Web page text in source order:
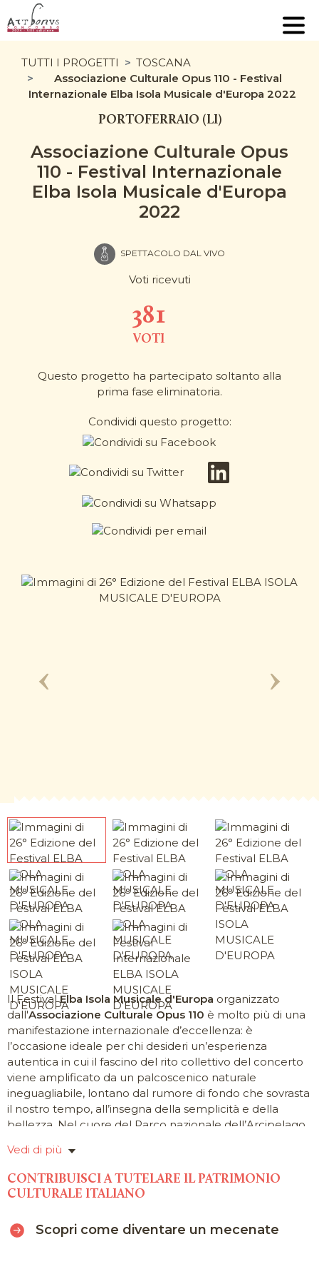
TUTTI I PROGETTI
TOSCANA
Associazione Culturale Opus 110 - Festival
Internazionale Elba Isola Musicale d'Europa 2022
PORTOFERRAIO (LI)
Associazione Culturale Opus
110 - Festival Internazionale
Elba Isola Musicale d'Europa
2022
SPETTACOLO DAL VIVO
Voti ricevuti
381
VOTI
Questo progetto ha partecipato soltanto alla
prima fase eliminatoria.
Condividi questo progetto:
Il FestivalElba Isola Musicale d'Europa organizzato
dall'Associazione Culturale Opus 110 è molto più di una
manifestazione internazionale d’eccellenza: è
l’occasione ideale per chi desideri un’esperienza
autentica in cui il fascino del rito collettivo del concerto
viene amplificato da un palcoscenico naturale
ineguagliabile, lontano dal rumore di fondo che sovrasta
il nostro tempo, all’insegna della semplicità e della
bellezza. Nel cuore del Parco nazionale dell’Arcipelago
provenienti da tutto il mondo per condividere la ri-
creazione di capolavori musicali di ogni tempo in un
contesto senza eguali, lasciandosi ispirare da un
cui l’incanto del paesaggio si fonde naturalmente con
Vedi di più
CONTRIBUISCI A TUTELARE IL PATRIMONIO
CULTURALE ITALIANO
Scopri come diventare un mecenate